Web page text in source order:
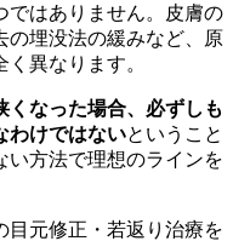
ではありません。皮膚の
の埋没法の緩みなど、原
異なります。
くなった場合、必ずしも
わけではないということ
い方法で理想のラインを
目元修正・若返り治療を